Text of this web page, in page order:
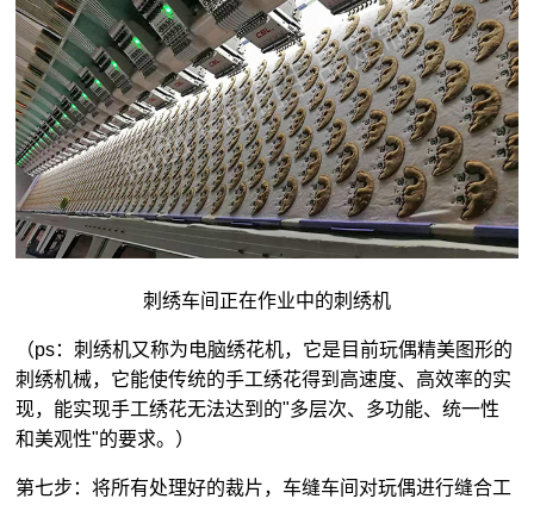
刺绣车间正在作业中的刺绣机
（ps：刺绣机又称为电脑绣花机，它是目前玩偶精美图形的
刺绣机械，它能使传统的手工绣花得到高速度、高效率的实
现，能实现手工绣花无法达到的"多层次、多功能、统一性
和美观性"的要求。）
第七步：将所有处理好的裁片，车缝车间对玩偶进行缝合工